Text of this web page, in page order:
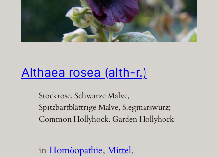
Althaea rosea (alth-r.)
Stockrose, Schwarze Malve,
Spitzbartblättrige Malve, Siegmarswurz;
Common Hollyhock, Garden Hollyhock
inHomöopathie, Mittel